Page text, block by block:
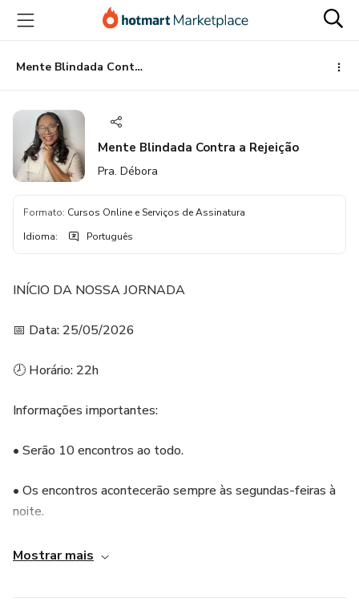
para
conteúdo
principal
para
pagamento
para
rodapé
Mente Blindada Contra a Rejeição
Mente Blindada Contra a Rejeição
Pra. Débora
Formato: Cursos Online e Serviços de Assinatura
Idioma: Português
INÍCIO DA NOSSA JORNADA
📅 Data: 25/05/2026
🕗 Horário: 22h
Informações importantes:
• Serão 10 encontros ao todo.
• Os encontros acontecerão sempre às segundas-feiras à
noite.
• As aulas serão ao vivo, mas também ficarão gravadas.
Mostrar mais